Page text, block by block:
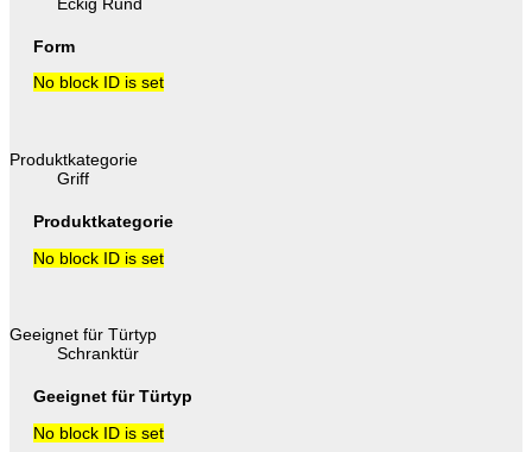
Form
No block ID is set
Produktkategorie
Griff
Produktkategorie
No block ID is set
Geeignet für Türtyp
Schranktür
Geeignet für Türtyp
No block ID is set